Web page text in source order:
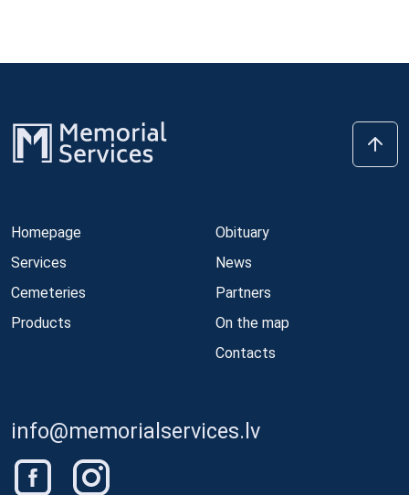
Homepage
Services
Cemeteries
Products
Obituary
News
Partners
On the map
Contacts
info@memorialservices.lv